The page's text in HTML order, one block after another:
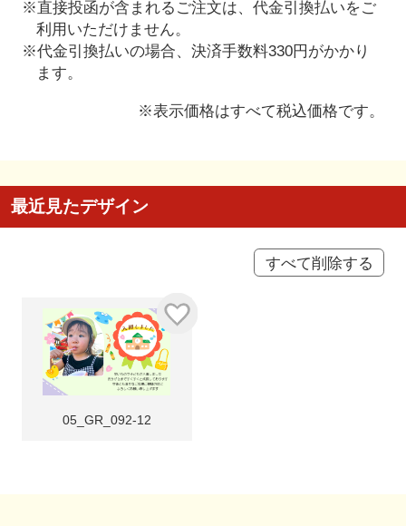
※直接投函が含まれるご注文は、代金引換払いをご
利用いただけません。
※代金引換払いの場合、決済手数料330円がかかり
ます。
※表示価格はすべて税込価格です。
最近見たデザイン
すべて削除する
05_GR_092-12